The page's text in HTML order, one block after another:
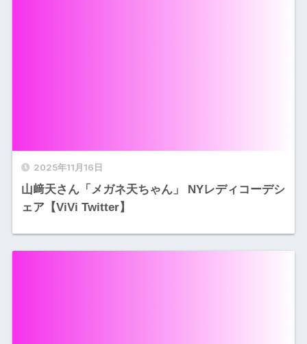
2025年11月16日
山﨑天さん「メガネ天ちゃん」 NYレディコーデシ
ェア【ViVi Twitter】